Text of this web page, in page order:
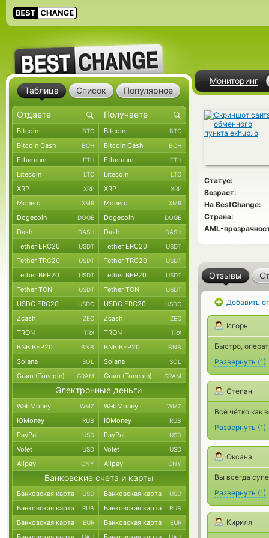
Мониторинг
Статус:
Возраст:
На BestChange:
Страна:
AML-
Отзывы
Добавить
Игорь
Быстро,
Развернуть (1)
Степан
Всё чётко как
Развернуть (1)
Оксана
Вы всегда
Развернуть (1)
Кирилл
Таблица Список Популярное
Bitcoin BTC Bitcoin BTC
Bitcoin Cash BCH Bitcoin Cash BCH
Ethereum ETH Ethereum ETH
Litecoin LTC Litecoin LTC
XRP XRP XRP XRP
Monero XMR Monero XMR
Dogecoin DOGE Dogecoin DOGE
Dash DASH Dash DASH
Tether ERC20 USDT Tether ERC20 USDT
Tether TRC20 USDT Tether TRC20 USDT
Tether BEP20 USDT Tether BEP20 USDT
Tether TON USDT Tether TON USDT
USDC ERC20 USDC USDC ERC20 USDC
Zcash ZEC Zcash ZEC
TRON TRX TRON TRX
BNB BEP20 BNB BNB BEP20 BNB
Solana SOL Solana SOL
Gram (Toncoin) GRAM Gram (Toncoin) GRAM
Электронные деньги
WebMoney WMZ WebMoney WMZ
ЮMoney RUB ЮMoney RUB
PayPal USD PayPal USD
Volet USD Volet USD
Alipay CNY Alipay CNY
Банковские счета и карты
Банковская карта USD Банковская карта USD
Банковская карта RUB Банковская карта RUB
Банковская карта EUR Банковская карта EUR